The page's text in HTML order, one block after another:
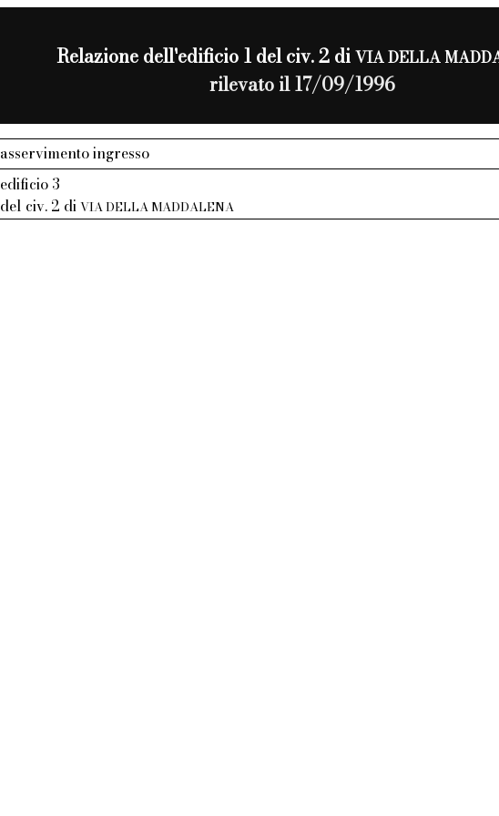
Relazione dell'edificio 1 del civ. 2 diVIA DELLA
rilevato il 17/09/1996
asservimento ingresso
edificio 3
del civ. 2 diVIA DELLA MADDALENA